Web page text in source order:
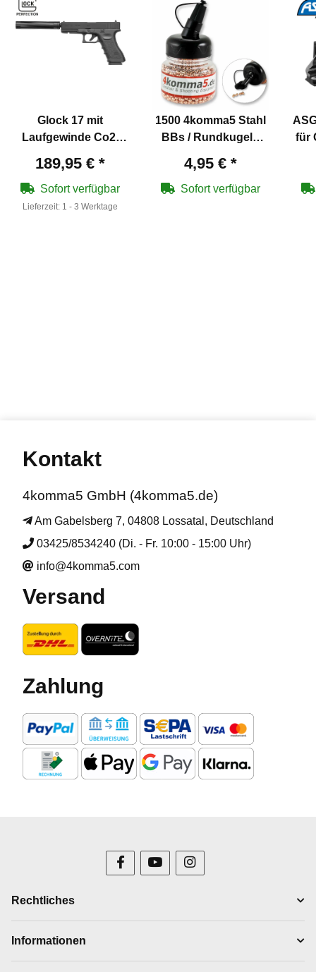
Glock 17 mit
Laufgewinde Co2-
mm Stahl BB /
Diabolo Blowback
(P18) + Schalldämpfer
189,95 € *
Sofort verfügbar
Lieferzeit: 1 - 3 Werktage
1500 4komma5 Stahl
BBs / Rundkugeln
verkupfert für Co2-
Waffen
4,95 € *
Sofort verfügbar
für
Kontakt
4komma5 GmbH (4komma5.de)
Am Gabelsberg 7, 04808 Lossatal, Deutschland
03425/8534240 (Di. - Fr. 10:00 - 15:00 Uhr)
info@4komma5.com
Versand
Zahlung
Rechtliches
Informationen